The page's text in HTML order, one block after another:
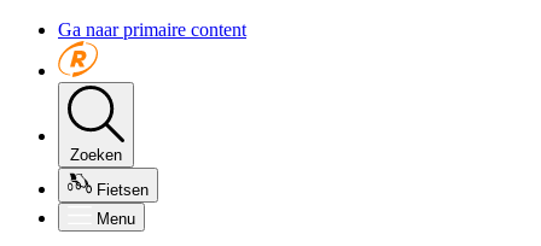
Ga naar primaire content
Zoeken
Fietsen
Menu